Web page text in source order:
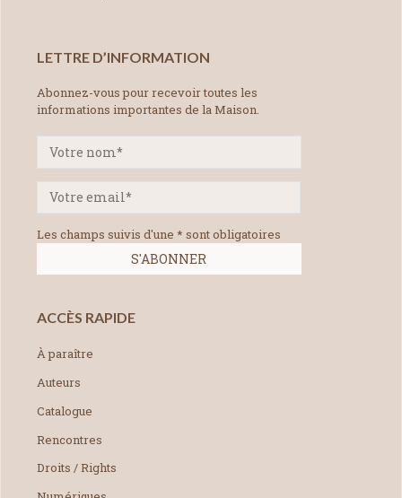
LETTRE D’INFORMATION
Abonnez-vous pour recevoir toutes les
informations importantes de la Maison.
Les champs suivis d'une * sont obligatoires
ACCÈS RAPIDE
À paraître
Auteurs
Catalogue
Rencontres
Droits / Rights